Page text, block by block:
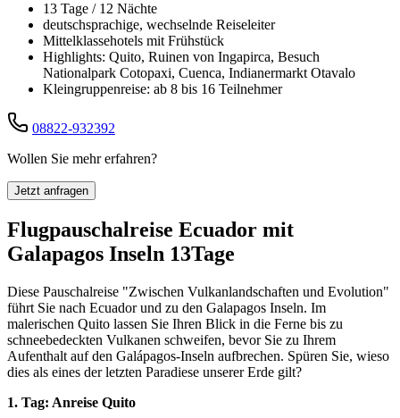
13 Tage / 12 Nächte
deutschsprachige, wechselnde Reiseleiter
Mittelklassehotels mit Frühstück
Highlights: Quito, Ruinen von Ingapirca, Besuch
Nationalpark Cotopaxi, Cuenca, Indianermarkt Otavalo
Kleingruppenreise: ab 8 bis 16 Teilnehmer
08822-932392
Wollen Sie mehr erfahren?
Jetzt anfragen
Flugpauschalreise Ecuador mit
Galapagos Inseln 13Tage
Diese Pauschalreise "Zwischen Vulkanlandschaften und Evolution"
führt Sie nach Ecuador und zu den Galapagos Inseln. Im
malerischen Quito lassen Sie Ihren Blick in die Ferne bis zu
schneebedeckten Vulkanen schweifen, bevor Sie zu Ihrem
Aufenthalt auf den Galápagos-Inseln aufbrechen. Spüren Sie, wieso
dies als eines der letzten Paradiese unserer Erde gilt?
1. Tag: Anreise Quito